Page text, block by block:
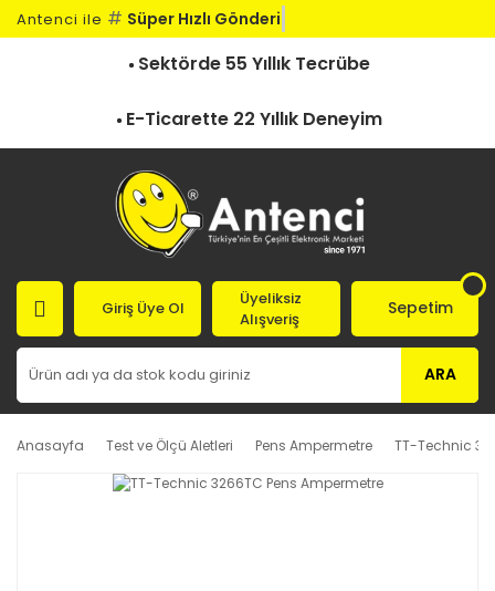
Antenci ile # Süper Hızlı Gönderi
Sektörde 55 Yıllık Tecrübe
E-Ticarette 22 Yıllık Deneyim
ARA
Giriş Üye Ol
Üyeliksiz
Alışveriş
Sepetim
Anasayfa Test ve Ölçü Aletleri Pens Ampermetre TT-Technic